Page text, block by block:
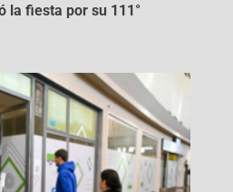
la fiesta por su 111°